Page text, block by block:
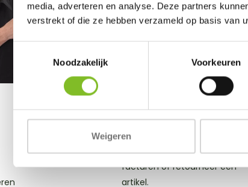
media, adverteren en analyse. Deze partners
verstrekt of die ze hebben verzameld op basis van
Noodzakelijk
Voorkeuren
Weigeren
0031 (0)174 512203
(ma. t/m zat. van 09:00-
Bekijk je bestellingen, bekijk
facturen of retourneer een
artikel.